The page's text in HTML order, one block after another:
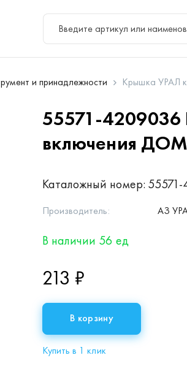
и принадлежности Крышка УРАЛ
55571-4209036
включения ДОМ
Каталожный номер:
Производитель: АЗ
В наличии 56 ед
213 ₽
В корзину
Купить в 1 клик